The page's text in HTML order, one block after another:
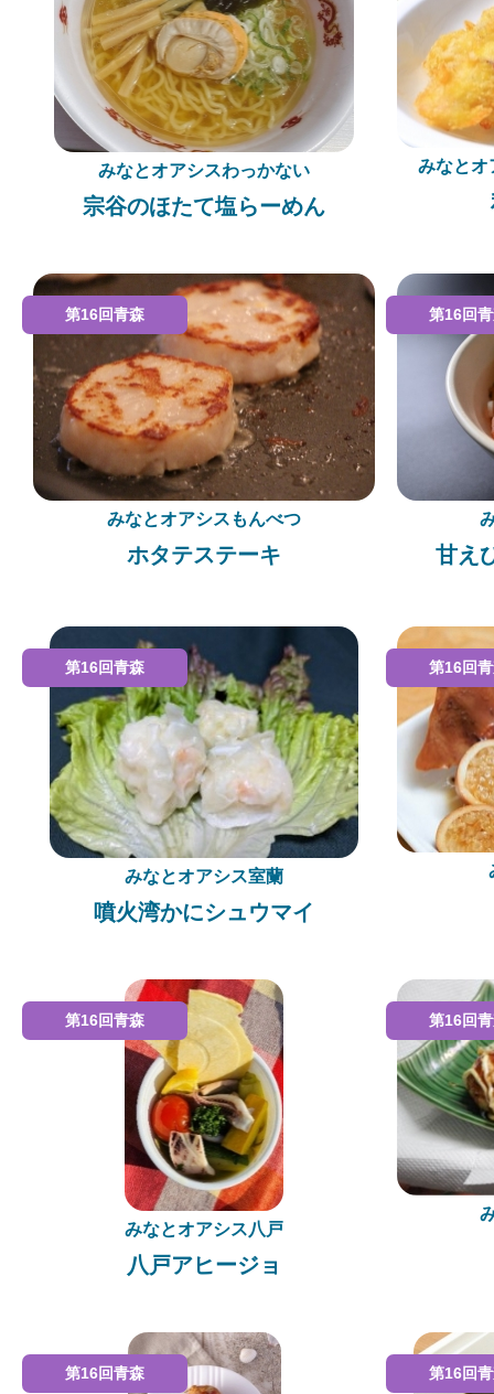
みなとオアシスわっかない
宗谷のほたて塩らーめん
みなとオ
みなとオアシスもんべつ
ホタテステーキ
第16回青森
甘え
第16回
みなとオアシス室蘭
噴火湾かにシュウマイ
第16回青森 第16回
みなとオアシス八戸
八戸アヒージョ
第16回青森 第16回
第16回青森 第16回